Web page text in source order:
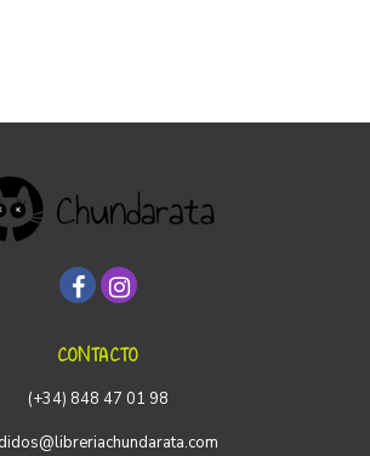
CONTACTO
(+34) 848 47 01 98